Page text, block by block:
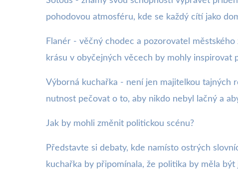
pohodovou atmosféru, kde se každý cítí jako
Flanér - věčný chodec a pozorovatel
krásu v obyčejných věcech by mohly
Výborná kuchařka - není jen majitelkou tajných
nutnost pečovat o to, aby nikdo nebyl lačný a
Jak by mohli změnit politickou scénu?
Představte si debaty, kde namísto ostrých
kuchařka by připomínala, že politika by měla